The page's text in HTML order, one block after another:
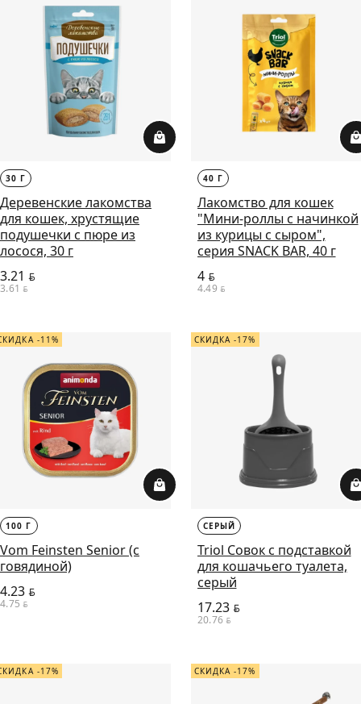
30 Г
Деревенские лакомства
для кошек, хрустящие
подушечки с пюре из
лосося, 30 г
3.21 BYN
3.61 BYN
40 Г
Лакомство для кошек
"Мини-роллы с начинкой
из курицы с сыром",
серия SNACK BAR, 40 г
4BYN
4.49 BYN
-11%
100 Г
Vom Feinsten Senior (с
говядиной)
4.23 BYN
4.75 BYN
СКИДКА -17%
СЕРЫЙ
Triol Cовок с подставкой
для кошачьего туалета,
серый
17.23BYN
20.76 BYN
-17% СКИДКА -17%